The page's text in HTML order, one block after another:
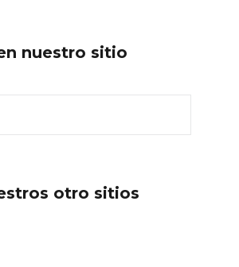
nuestro sitio
otro sitios